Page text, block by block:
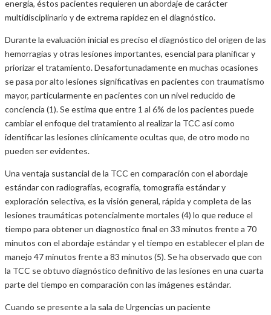
energía, éstos pacientes requieren un abordaje de carácter
multidisciplinario y de extrema rapidez en el diagnóstico.
Durante la evaluación inicial es preciso el diagnóstico del origen de las
hemorragias y otras lesiones importantes, esencial para planificar y
priorizar el tratamiento. Desafortunadamente en muchas ocasiones
se pasa por alto lesiones significativas en pacientes con traumatismo
mayor, particularmente en pacientes con un nivel reducido de
conciencia (1). Se estima que entre 1 al 6% de los pacientes puede
cambiar el enfoque del tratamiento al realizar la TCC así como
identificar las lesiones clínicamente ocultas que, de otro modo no
pueden ser evidentes.
Una ventaja sustancial de la TCC en comparación con el abordaje
estándar con radiografías, ecografía, tomografía estándar y
exploración selectiva, es la visión general, rápida y completa de las
lesiones traumáticas potencialmente mortales (4) lo que reduce el
tiempo para obtener un diagnostico final en 33 minutos frente a 70
minutos con el abordaje estándar y el tiempo en establecer el plan de
manejo 47 minutos frente a 83 minutos (5). Se ha observado que con
la TCC se obtuvo diagnóstico definitivo de las lesiones en una cuarta
parte del tiempo en comparación con las imágenes estándar.
Cuando se presente a la sala de Urgencias un paciente